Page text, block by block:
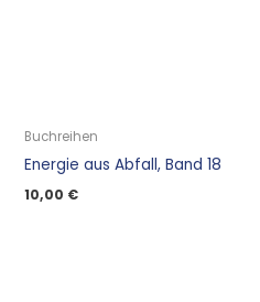
Buchreihen
Energie aus Abfall, Band 18
10,00 €